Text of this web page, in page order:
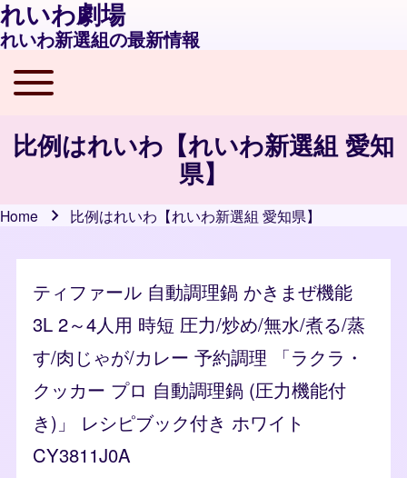
れいわ劇場
れいわ新選組の最新情報
Main navigation
Toggle main menu
比例はれいわ【れいわ新選組 愛知
県】
Home 比例はれいわ【れいわ新選組 愛知県】
ティファール 自動調理鍋 かきまぜ機能
3L 2～4人用 時短 圧力/炒め/無水/煮る/蒸
す/肉じゃが/カレー 予約調理 「ラクラ・
クッカー プロ 自動調理鍋 (圧力機能付
き)」 レシピブック付き ホワイト
CY3811J0A